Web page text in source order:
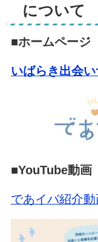
について
■ホームページ
いばらき出会
■YouTube動画
であイバ紹介動